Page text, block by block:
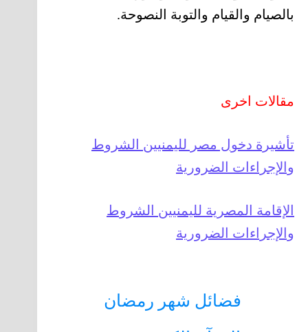
بالصيام والقيام والتوبة النصوحة.
مقالات اخرى
تأشيرة دخول مصر لليمنيين الشروط
والإجراءات الضرورية
الإقامة المصرية لليمنيين الشروط
والإجراءات الضرورية
فضائل شهر رمضان